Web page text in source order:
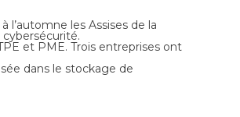
l’automne les Assises de la
et PME. Trois entreprises ont
dans le stockage de